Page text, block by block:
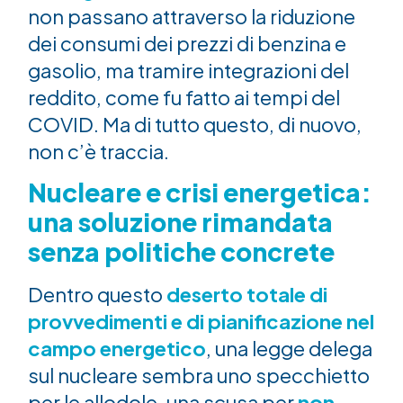
non passano attraverso la riduzione
dei consumi dei prezzi di benzina e
gasolio, ma tramire integrazioni del
reddito, come fu fatto ai tempi del
COVID. Ma di tutto questo, di nuovo,
non c’è traccia.
Nucleare e crisi energetica:
una soluzione rimandata
senza politiche concrete
Dentro questo deserto totale di
provvedimenti e di pianificazione nel
campo energetico, una legge delega
sul nucleare sembra uno specchietto